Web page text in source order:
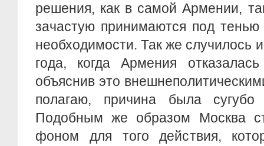
решения, как в самой Армении,
зачастую принимаются под тенью
необходимости. Так же случилось
года, когда Армения
объяснив это
полагаю, причина была сугубо
Подобным же образом Москва
фоном для того действия,